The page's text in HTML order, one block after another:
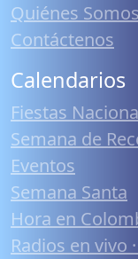
Quiénes Somos
Contáctenos
Calendarios
Fiestas
Semana de
Eventos
Semana Santa
Hora en
Radios en vivo